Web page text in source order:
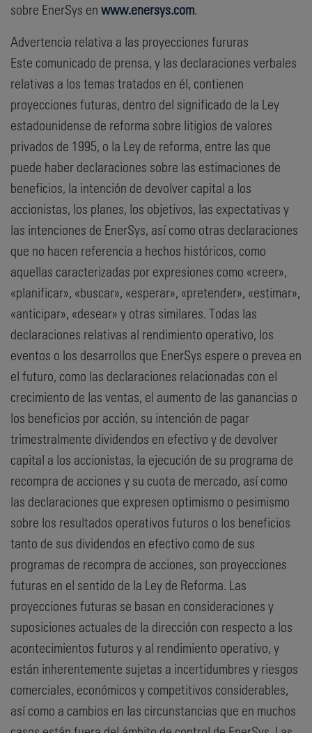
sobre EnerSys en www.enersys.com.
Advertencia relativa a las proyecciones fururas
Este comunicado de prensa, y las declaraciones verbales
relativas a los temas tratados en él, contienen
proyecciones futuras, dentro del significado de la Ley
estadounidense de reforma sobre litigios de valores
privados de 1995, o la Ley de reforma, entre las que
puede haber declaraciones sobre las estimaciones de
beneficios, la intención de devolver capital a los
accionistas, los planes, los objetivos, las expectativas y
las intenciones de EnerSys, así como otras declaraciones
que no hacen referencia a hechos históricos, como
aquellas caracterizadas por expresiones como «creer»,
«planificar», «buscar», «esperar», «pretender», «estimar»,
«anticipar», «desear» y otras similares. Todas las
declaraciones relativas al rendimiento operativo, los
eventos o los desarrollos que EnerSys espere o prevea en
el futuro, como las declaraciones relacionadas con el
crecimiento de las ventas, el aumento de las ganancias o
los beneficios por acción, su intención de pagar
trimestralmente dividendos en efectivo y de devolver
capital a los accionistas, la ejecución de su programa de
recompra de acciones y su cuota de mercado, así como
las declaraciones que expresen optimismo o pesimismo
sobre los resultados operativos futuros o los beneficios
tanto de sus dividendos en efectivo como de sus
programas de recompra de acciones, son proyecciones
futuras en el sentido de la Ley de Reforma. Las
proyecciones futuras se basan en consideraciones y
suposiciones actuales de la dirección con respecto a los
acontecimientos futuros y al rendimiento operativo, y
están inherentemente sujetas a incertidumbres y riesgos
comerciales, económicos y competitivos considerables,
así como a cambios en las circunstancias que en muchos